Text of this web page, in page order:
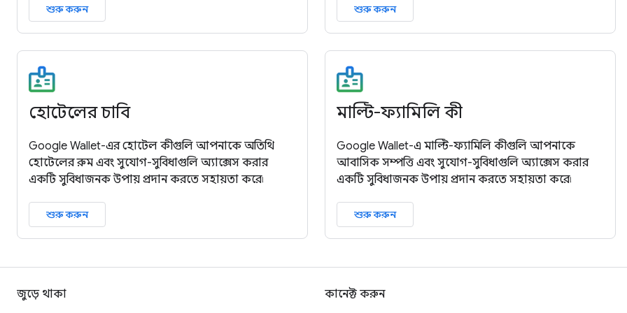
শুরু করুন শুরু করুন
হোটেলের চাবি
Google Wallet-এর হোটেল কীগুলি আপনাকে অতিথি
হোটেলের রুম এবং সুযোগ-সুবিধাগুলি অ্যাক্সেস করার
একটি সুবিধাজনক উপায় প্রদান করতে সহায়তা করে৷
শুরু করুন
মাল্টি-ফ্যামিলি কী
Google Wallet-এ মাল্টি-ফ্যামিলি কীগুলি আপনাকে
আবাসিক সম্পত্তি এবং সুযোগ-সুবিধাগুলি অ্যাক্সেস করার
একটি সুবিধাজনক উপায় প্রদান করতে সহায়তা করে৷
শুরু করুন
জুড়ে থাকা কানেক্ট করুন